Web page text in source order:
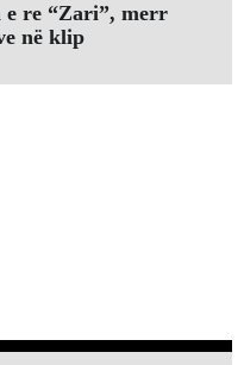
e re “Zari”, merr
në klip